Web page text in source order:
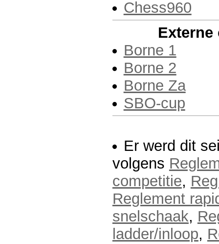
Chess960
Borne 1
Borne 2
Borne Za
SBO-cup
Er werd dit
volgens
competitie,
Reglement
snelschaak,
ladder/inloop,